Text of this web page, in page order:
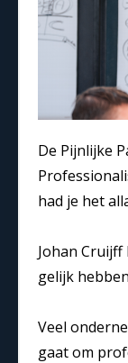
De Pijnlijke
had je het
Johan
gelijk
Veel
gaat om